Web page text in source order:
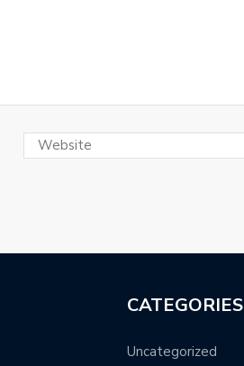
CATEGORIES
Uncategorized